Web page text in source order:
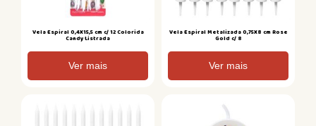
Vela Espiral 0,4X15,5 cm c/ 12 Colorida
Candy Listrada
Ver mais
Vela Espiral Metalizada 0,75X8 cm Rose
Gold c/ 8
Ver mais